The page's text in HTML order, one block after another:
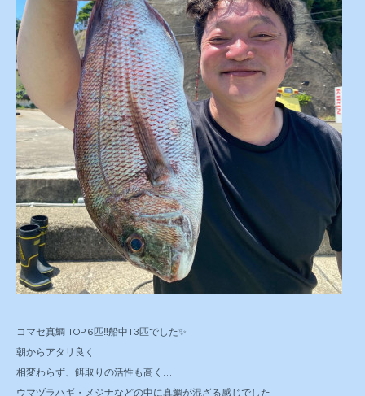
コマセ真鯛 TOP 6匹‼️船中13匹でした✨
朝からアタリ良く
相変わらず、餌取りの活性も高く…
ウマヅラハギ・メジナなどの中に真鯛が混ざる感じでした